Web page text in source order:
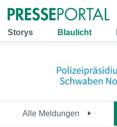
Storys Blaulicht
Alle Meldungen